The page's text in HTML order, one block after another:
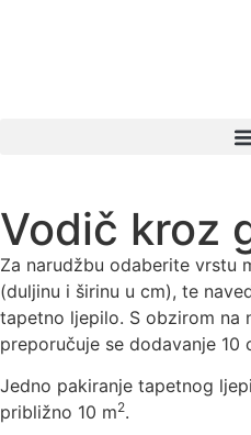
Vodič kroz
Za narudžbu odaberite vrstu
(duljinu i širinu u cm), te
tapetno ljepilo. S obzirom na
preporučuje se dodavanje 10
Jedno pakiranje tapetnog
približno 10 m2.